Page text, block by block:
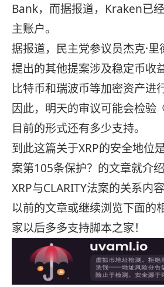
Bank，而据报道，Kraken已
主账户。
据报道，民主党参议员杰克·里
提出的其他提案涉及稳定币收
比特币和瑞波币等加密资产进
因此，明天的审议可能会检验
目前的形式还有多少支持。
到此这篇关于XRP的安全地位
案第105条保护？的文章就介
XRP与CLARITY法案的关系内
以前的文章或继续浏览下面的
家以后多多支持脚本之家！